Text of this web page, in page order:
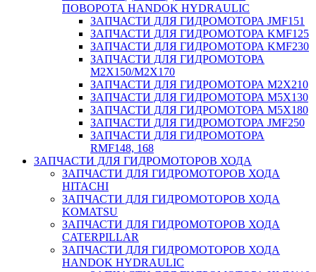
ПОВОРОТА HANDOK HYDRAULIC
ЗАПЧАСТИ ДЛЯ ГИДРОМОТОРА JMF151
ЗАПЧАСТИ ДЛЯ ГИДРОМОТОРА KMF125
ЗАПЧАСТИ ДЛЯ ГИДРОМОТОРА KMF230
ЗАПЧАСТИ ДЛЯ ГИДРОМОТОРА
M2X150/M2X170
ЗАПЧАСТИ ДЛЯ ГИДРОМОТОРА M2X210
ЗАПЧАСТИ ДЛЯ ГИДРОМОТОРА M5X130
ЗАПЧАСТИ ДЛЯ ГИДРОМОТОРА M5X180
ЗАПЧАСТИ ДЛЯ ГИДРОМОТОРА JMF250
ЗАПЧАСТИ ДЛЯ ГИДРОМОТОРА
RMF148, 168
ЗАПЧАСТИ ДЛЯ ГИДРОМОТОРОВ ХОДА
ЗАПЧАСТИ ДЛЯ ГИДРОМОТОРОВ ХОДА
HITACHI
ЗАПЧАСТИ ДЛЯ ГИДРОМОТОРОВ ХОДА
KOMATSU
ЗАПЧАСТИ ДЛЯ ГИДРОМОТОРОВ ХОДА
CATERPILLAR
ЗАПЧАСТИ ДЛЯ ГИДРОМОТОРОВ ХОДА
HANDOK HYDRAULIC